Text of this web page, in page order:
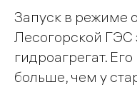
Запуск в режиме
Лесогорской ГЭС
гидроагрегат.
больше, чем у